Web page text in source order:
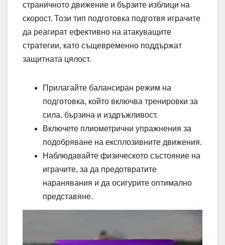
страничното движение и бързите изблици на
скорост. Този тип подготовка подготвя играчите
да реагират ефективно на атакуващите
стратегии, като същевременно поддържат
защитната цялост.
Прилагайте балансиран режим на
подготовка, който включва тренировки за
сила, бързина и издръжливост.
Включете плиометрични упражнения за
подобряване на експлозивните движения.
Наблюдавайте физическото състояние на
играчите, за да предотвратите
наранявания и да осигурите оптимално
представяне.